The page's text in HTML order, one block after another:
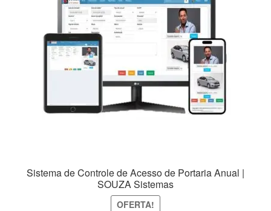
Sistema de Controle de Acesso de Portaria Anual |
SOUZA Sistemas
OFERTA!